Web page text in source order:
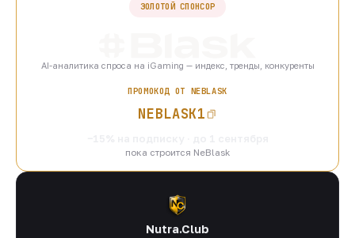
ЗОЛОТОЙ СПОНСОР
AI-аналитика спроса на iGaming — индекс, тренды, конкуренты
ПРОМОКОД ОТ NEBLASK
NEBLASK1
пока строится NeBlask
Nutra.Club